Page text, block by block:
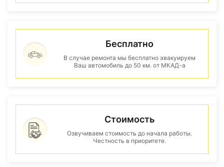
Бесплатно
В случае ремонта мы бесплатно эвакуируем
Ваш автомобиль до 50 км. от МКАД-а
Стоимость
Озвучиваем стоимость до начала работы.
Честность в приоритете.